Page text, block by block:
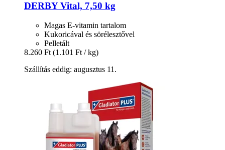
DERBYVital, 7,50 kg
Magas E-vitamin tartalom
Kukoricával és sörélesztővel
Pelletált
8.260 Ft (1.101 Ft / kg)
Szállítás eddig: augusztus 11.